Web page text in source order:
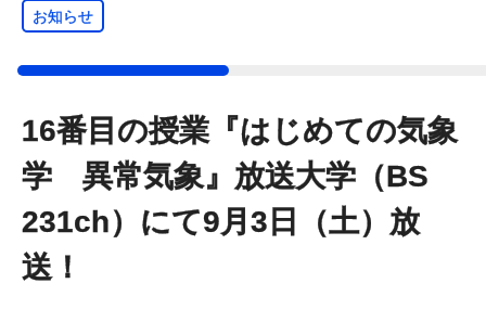
お知らせ
16番目の授業『はじめての気象
学 異常気象』放送大学（BS
231ch）にて9月3日（土）放
送！